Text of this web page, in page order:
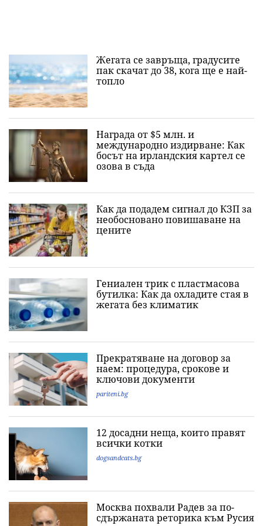
Жегата се завръща, градусите
пак скачат до 38, кога ще е най-
топло
Награда от $5 млн. и
международно издирване: Как
босът на ирландския картел се
озова в съда
Как да подадем сигнал до КЗП за
необосновано повишаване на
цените
Гениален трик с пластмасова
бутилка: Как да охладите стая в
жегата без климатик
Прекратяване на договор за
наем: процедура, срокове и
ключови документи
pariteni.bg
12 досадни неща, които правят
всички котки
dogsandcats.bg
Москва похвали Радев за по-
сдържаната реторика към Русия